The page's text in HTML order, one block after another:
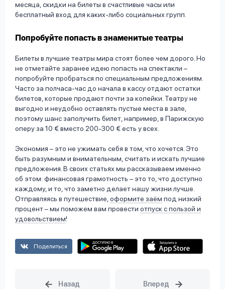
месяца, скидки на билеты в счастливые часы или
бесплатный вход для каких-либо социальных групп.
Попробуйте попасть в знаменитые театры
Билеты в лучшие театры мира стоят более чем дорого. Но
не отметайте заранее идею попасть на спектакли –
попробуйте пробраться по специальным предложениям.
Часто за полчаса-час до начала в кассу отдают остатки
билетов, которые продают почти за копейки. Театру не
выгодно и неудобно оставлять пустые места в зале,
поэтому шанс заполучить билет, например, в Парижскую
оперу за 10 € вместо 200-300 € есть у всех.
Экономия – это не ужимать себя в том, что хочется. Это
быть разумным и внимательным, считать и искать лучшие
предложения. В своих статьях мы рассказываем именно
об этом: финансовая грамотность – это то, что доступно
каждому, и то, что заметно делает нашу жизни лучше.
Отправляясь в путешествие,оформите заём под низкий
процент – мы поможем вам провести отпуск с пользой и
удовольствием!
Поделиться